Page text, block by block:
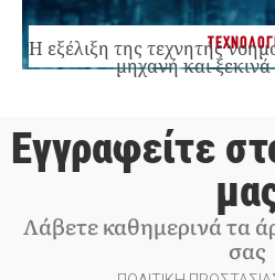
Η εξέλιξη της τεχνητής
μηχανή και
Εγγραφείτε
Λάβετε καθημερινά τα
σας